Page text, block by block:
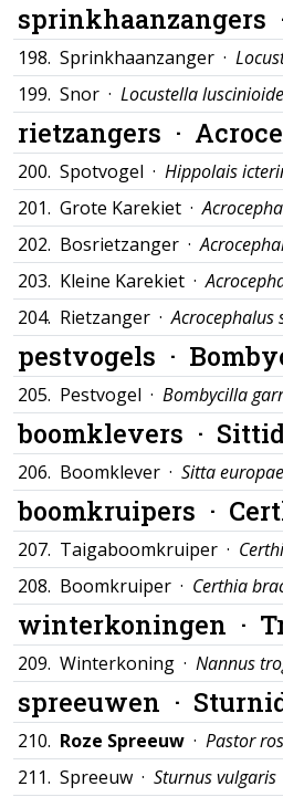
sprinkhaanzangers
198. Sprinkhaanzanger ·
199. Snor · Locustella
rietzangers ·
200. Spotvogel · Hippolais
201. Grote Karekiet ·
202. Bosrietzanger ·
203. Kleine Karekiet ·
204. Rietzanger ·Acrocephalus
pestvogels ·
205. Pestvogel · Bombycilla
boomklevers ·
206. Boomklever · Sitta
boomkruipers ·
207. Taigaboomkruiper ·
208. Boomkruiper · Certhia
winterkoningen ·
209. Winterkoning · Nannus
spreeuwen ·
210. Roze Spreeuw · Pastor
211. Spreeuw · Sturnus vulgaris